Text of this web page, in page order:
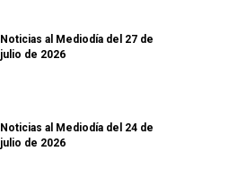
Noticias al Mediodía del 27 de
julio de 2026
Noticias al Mediodía del 24 de
julio de 2026